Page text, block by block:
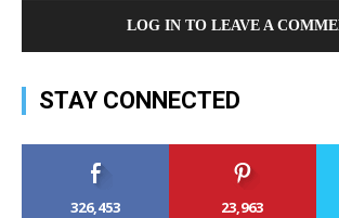
LOG IN TO LEAVE A
STAY CONNECTED
326,453
23,963